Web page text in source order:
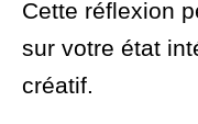
Cette réflexion
sur votre état
créatif.